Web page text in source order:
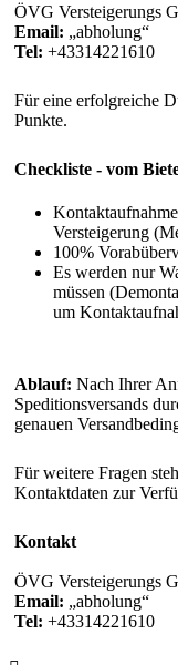
ÖVG Versteigerungs
Email:
abholung
Tel: +43314221610
Für eine erfolgreiche
Punkte.
Checkliste - vom
Versteigerung
100%
Es werden nur
müssen
um
Ablauf: Nach Ihrer
Speditionsversands
genauen
Für weitere Fragen
Kontaktdaten zur
Kontakt
ÖVG Versteigerungs
Email:
abholung
Tel: +43314221610